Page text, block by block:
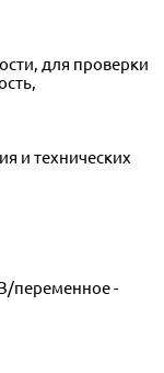
для проверки
и технических
переменное -